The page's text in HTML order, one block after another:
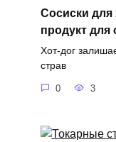
Сосиски для
продукт
Хот-дог
страв
0 3